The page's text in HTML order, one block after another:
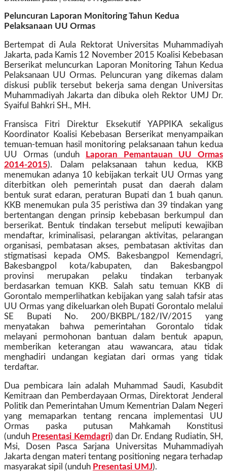
Peluncuran Laporan Monitoring Tahun Kedua
Pelaksanaan UU Ormas
Bertempat di Aula Rektorat Universitas Muhammadiyah
Jakarta, pada Kamis 12 November 2015 Koalisi Kebebasan
Berserikat meluncurkan Laporan Monitoring Tahun Kedua
Pelaksanaan UU Ormas. Peluncuran yang dikemas dalam
diskusi publik tersebut bekerja sama dengan Universitas
Muhammadiyah Jakarta dan dibuka oleh Rektor UMJ Dr.
Syaiful Bahkri SH., MH.
Fransisca Fitri Direktur Eksekutif YAPPIKA sekaligus
Koordinator Koalisi Kebebasan Berserikat menyampaikan
temuan-temuan hasil monitoring pelaksanaan tahun kedua
UU Ormas (unduh
Laporan Pemantauan UU Ormas
2014-2015). Dalam pelaksanaan tahun kedua, KKB
menemukan adanya 10 kebijakan terkait UU Ormas yang
diterbitkan oleh pemerintah pusat dan daerah dalam
bentuk surat edaran, peraturan Bupati dan 1 buah qanun.
KKB menemukan pula 35 peristiwa dan 39 tindakan yang
bertentangan dengan prinsip kebebasan berkumpul dan
berserikat. Bentuk tindakan tersebut meliputi kewajiban
mendaftar, kriminalisasi, pelarangan aktivitas, pelarangan
organisasi, pembatasan akses, pembatasan aktivitas dan
stigmatisasi kepada OMS. Bakesbangpol Kemendagri,
Bakesbangpol kota/kabupaten, dan Bakesbangpol
provinsi merupakan pelaku tindakan terbanyak
berdasarkan temuan KKB. Salah satu temuan KKB di
Gorontalo memperlihatkan kebijakan yang salah tafsir atas
UU Ormas yang dikeluarkan oleh Bupati Gorontalo melalui
SE Bupati No. 200/BKBPL/182/IV/2015 yang
menyatakan bahwa pemerintahan Gorontalo tidak
melayani permohonan bantuan dalam bentuk apapun,
memberikan keterangan atau wawancara, atau tidak
menghadiri undangan kegiatan dari ormas yang tidak
terdaftar.
Dua pembicara lain adalah Muhammad Saudi, Kasubdit
Kemitraan dan Pemberdayaan Ormas, Direktorat Jenderal
Politik dan Pemerintahan Umum Kementrian Dalam Negeri
yang memaparkan tentang rencana implementasi UU
Ormas paska putusan Mahkamah Konstitusi
(unduh Presentasi Kemdagri) dan Dr. Endang Rudiatin, SH,
Msi, Dosen Pasca Sarjana Universitas Muhammadiyah
Jakarta dengan materi tentang positioning negara terhadap
masyarakat sipil (unduh Presentasi UMJ).